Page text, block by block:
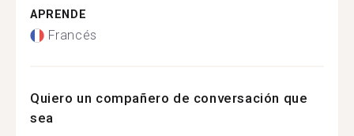
APRENDE
Francés
Quiero un compañero de conversación que
sea